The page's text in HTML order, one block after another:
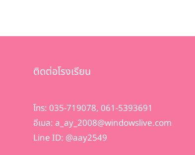
ติดต่อโรงเรียน
โทร: 035-719078, 061-5393691
อีเมล: a_ay_2008@windowslive.com
Line ID: @aay2549